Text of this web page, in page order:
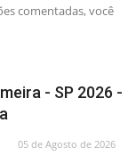
comentadas, você
- SP 2026 -
05 de Agosto de 2026